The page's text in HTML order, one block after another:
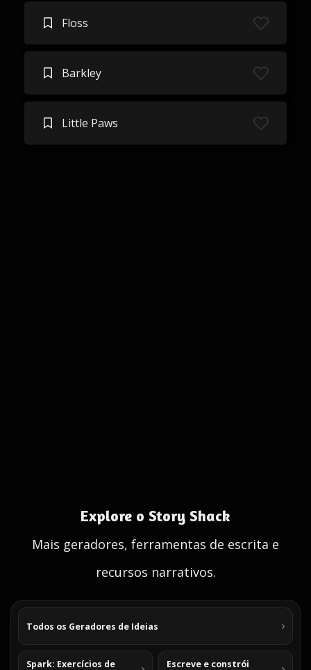
Floss
Barkley
Little Paws
Explore o Story Shack
Mais geradores, ferramentas de escrita e
recursos narrativos.
Todos os Geradores de Ideias
Spark: Exercícios de
Escreve e constrói